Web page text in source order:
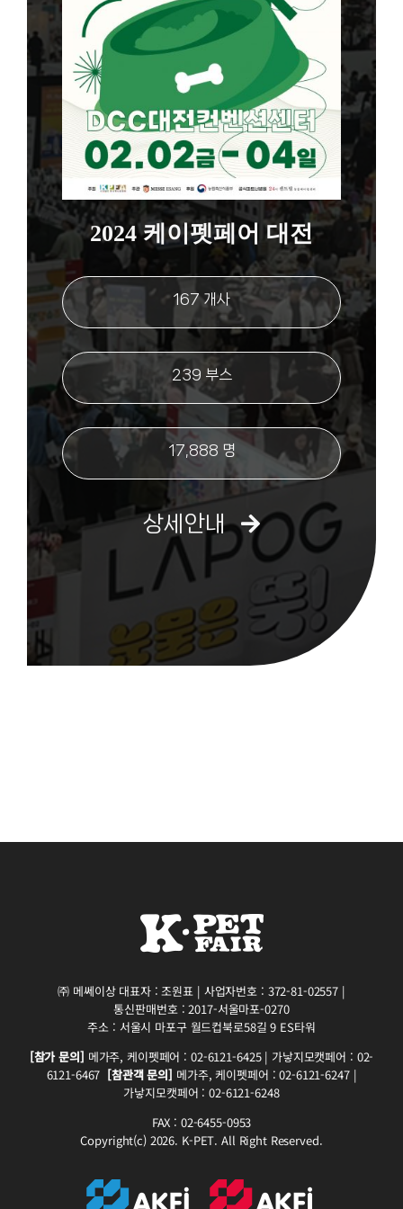
2024 케이펫페어 대전
167 개사
239 부스
17,888 명
상세안내
㈜ 메쎄이상 대표자 : 조원표 | 사업자번호 : 372-81-02557 |
통신판매번호 : 2017-서울마포-0270
주소 : 서울시 마포구 월드컵북로58길 9 ES타워
[참가 문의] 메가주, 케이펫페어 : 02-6121-6425 | 가낳지모캣페어 : 02-
6121-6467 [참관객 문의] 메가주, 케이펫페어 : 02-6121-6247 |
가낳지모캣페어 : 02-6121-6248
FAX : 02-6455-0953
Copyright(c) 2026. K-PET. All Right Reserved.